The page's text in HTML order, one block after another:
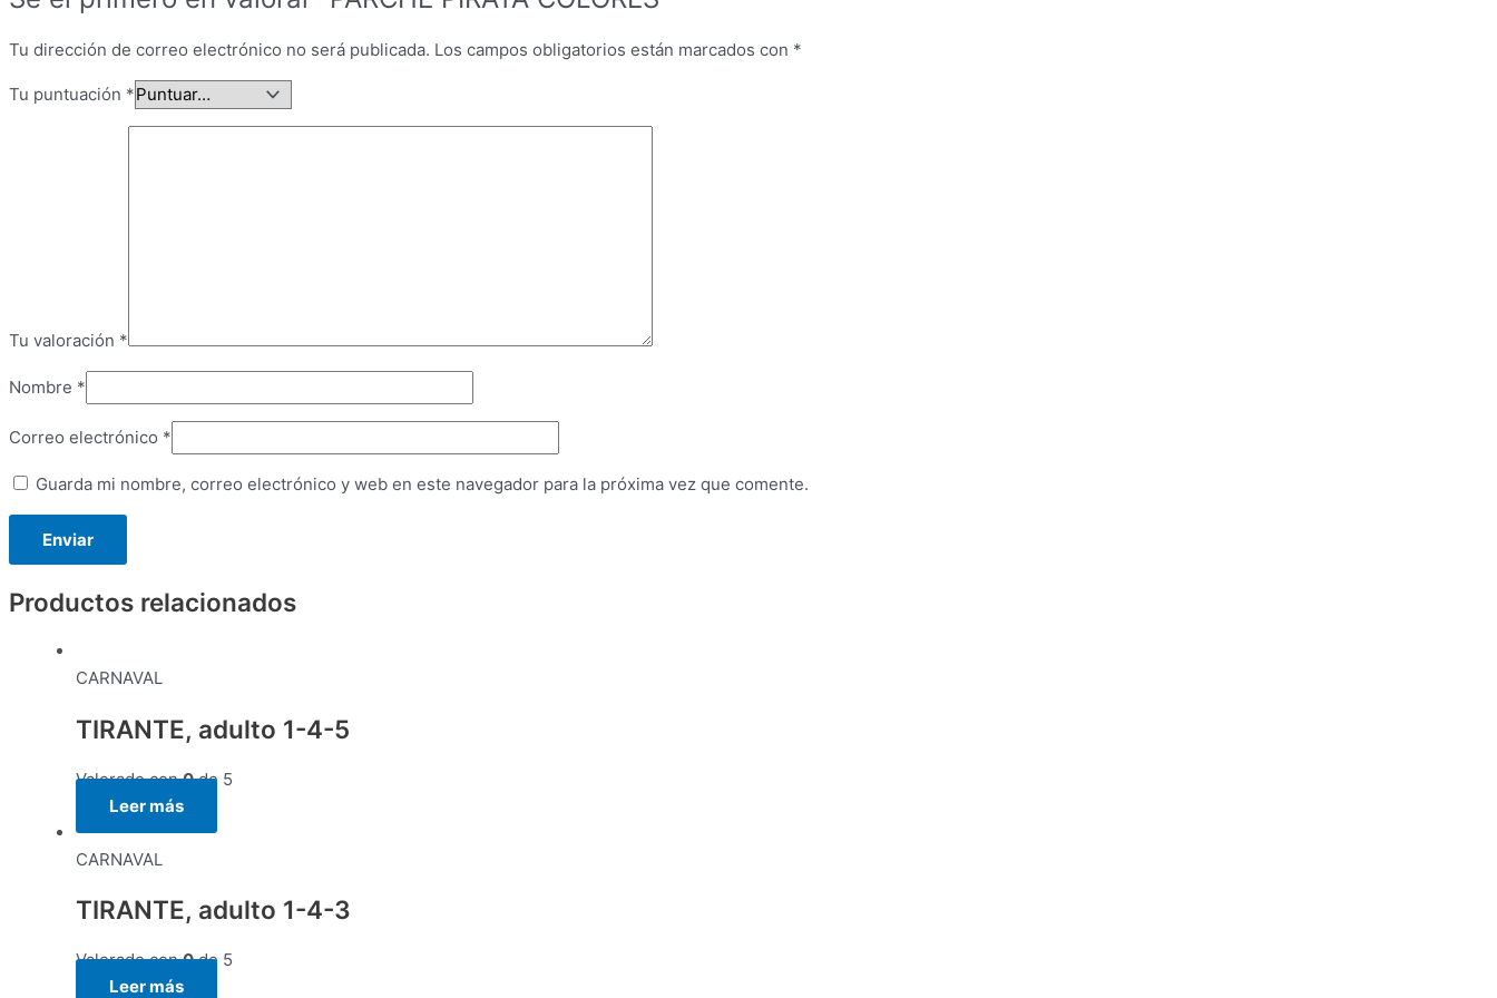
Tu dirección de correo electrónico no será publicada. Los campos obligatorios están marcados con *
Tu puntuación *
Tu valoración *
Nombre *
Correo electrónico *
Guarda mi nombre, correo electrónico y web en este navegador para la próxima vez que comente.
Productos relacionados
CARNAVAL
TIRANTE, adulto 1-4-5
Valorado con0de 5
Leer más
CARNAVAL
TIRANTE, adulto 1-4-3
Valorado con0de 5
Leer más